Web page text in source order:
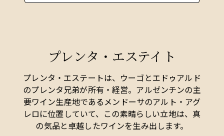
タンニンが特徴です。
プレンタ・エステイト
プレンタ・エステートは、ウーゴとエドゥアルド
のプレンタ兄弟が所有・経営。アルゼンチンの主
要ワイン生産地であるメンドーサのアルト・アグ
レロに位置していて、この素晴らしい立地は、真
の気品と卓越したワインを生み出します。